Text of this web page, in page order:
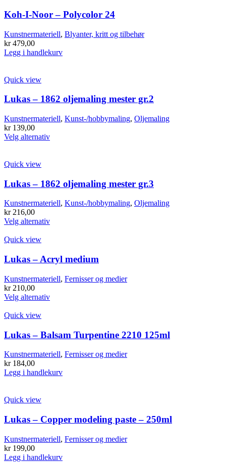
Koh-I-Noor – Polycolor 24
Kunstnermateriell, Blyanter, kritt og tilbehør
kr479,00
Legg i handlekurv
Quick view
Lukas – 1862 oljemaling mester gr.2
Kunstnermateriell, Kunst-/hobbymaling, Oljemaling
kr139,00
Velg alternativDette
Alternativene
kan
velges
på
produktsiden
Quick view
Lukas – 1862 oljemaling mester gr.3
Kunstnermateriell, Kunst-/hobbymaling, Oljemaling
kr216,00
Velg alternativDette
varianter.
Alternativene
kan
velges
på
produktsiden
Quick view
Lukas – Acryl medium
Kunstnermateriell, Fernisser og medier
kr210,00
Velg alternativDette
varianter.
Alternativene
kan
velges
på
produktsiden
Quick view
Lukas – Balsam Turpentine 2210 125ml
Kunstnermateriell, Fernisser og medier
kr184,00
Legg i handlekurv
Quick view
Lukas – Copper modeling paste – 250ml
Kunstnermateriell, Fernisser og medier
kr199,00
Legg i handlekurv